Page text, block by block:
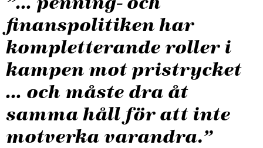
finanspolitiken har
kompletterande roller i
kampen mot pristrycket
… och måste dra åt
samma håll för att inte
motverka varandra.”